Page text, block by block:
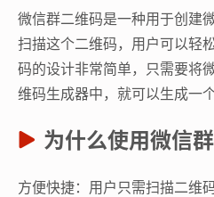
微信群二维码是一种用于创建
扫描这个二维码，用户可以轻
码的设计非常简单，只需要将
维码生成器中，就可以生成一
为什么使用微信群
方便快捷：用户只需扫描二维